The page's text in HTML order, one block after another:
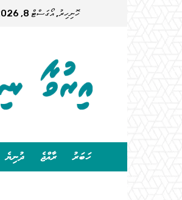
ހޮނިހިރު, އޯގަސްޓް 8, 2026
ހަބަރު ރާއްޖެ ދުނިޔެ